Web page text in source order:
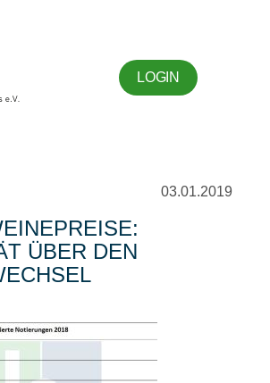
LOGIN
03.01.2019
ÜBER DEN